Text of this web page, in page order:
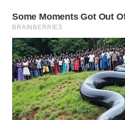
WN
BEKASI
WN
BOGOR
WN
DEPOK